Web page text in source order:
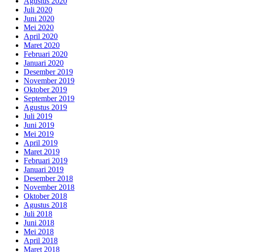
Juli 2020
Juni 2020
Mei 2020
April 2020
Maret 2020
Februari 2020
Januari 2020
Desember 2019
November 2019
Oktober 2019
September 2019
Agustus 2019
Juli 2019
Juni 2019
Mei 2019
April 2019
Maret 2019
Februari 2019
Januari 2019
Desember 2018
November 2018
Oktober 2018
Agustus 2018
Juli 2018
Juni 2018
Mei 2018
April 2018
Maret 2018